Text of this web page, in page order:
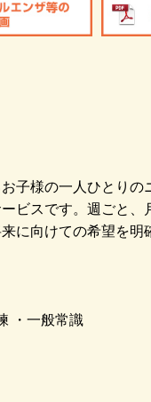
子様の一人ひとりの
ビスです。週ごと、
に向けての希望を明
・一般常識